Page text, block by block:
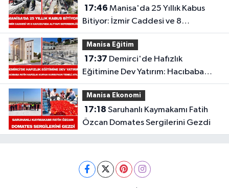
17:46
Bitiyor: İzmir Caddesi ve 8
Havuzu'nda Altyapı Seferberliği
Başladı
Manisa Eğitim
17:37
Eğitimine Dev Yatırım: Hacıbaba
Fatih Hafızlık Kur’an Kursu’nun
Temeli Atıldı
Manisa Ekonomi
17:18
Özcan Domates Sergilerini Gezdi